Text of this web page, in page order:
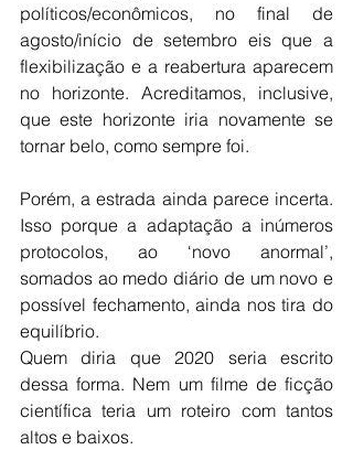
políticos/econômicos, no final de
agosto/início de setembro eis que a
flexibilização e a reabertura aparecem
no horizonte. Acreditamos, inclusive,
que este horizonte iria novamente se
tornar belo, como sempre foi.
Porém, a estrada ainda parece incerta.
Isso porque a adaptação a inúmeros
protocolos, ao ‘novo anormal’,
somados ao medo diário de um novo e
possível fechamento, ainda nos tira do
equilíbrio.
Quem diria que 2020 seria escrito
dessa forma. Nem um filme de ficção
científica teria um roteiro com tantos
altos e baixos.